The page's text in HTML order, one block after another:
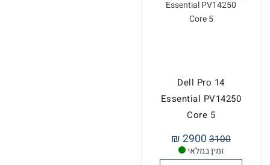
זמין במלאי
Dell Pro 14
Essential PV14250
Core 5
3100